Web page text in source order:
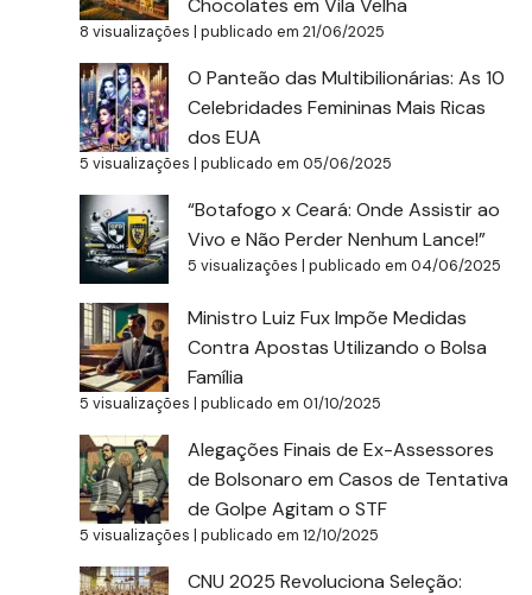
8 visualizações |publicado em 21/06/2025
O Panteão das Multibilionárias: As 10
Celebridades Femininas Mais Ricas
dos EUA
5 visualizações |publicado em 05/06/2025
“Botafogo x Ceará: Onde Assistir ao
Vivo e Não Perder Nenhum Lance!”
5 visualizações |publicado em 04/06/2025
Ministro Luiz Fux Impõe Medidas
Contra Apostas Utilizando o Bolsa
Família
5 visualizações |publicado em 01/10/2025
Alegações Finais de Ex-Assessores
de Bolsonaro em Casos de Tentativa
de Golpe Agitam o STF
5 visualizações |publicado em 12/10/2025
CNU 2025 Revoluciona Seleção: